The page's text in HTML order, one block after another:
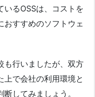
いるOSSは、コストを
おすすめのソフトウェ
も行いましたが、双方
上で会社の利用環境と
してみましょう。